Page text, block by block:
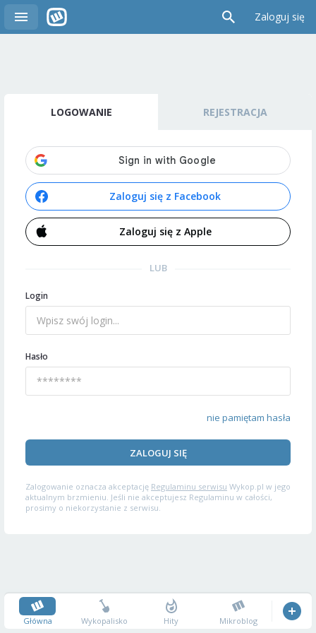
Zaloguj się
LOGOWANIE REJESTRACJA
Zaloguj się z Facebook
Zaloguj się z Apple
LUB
Login
Hasło
nie pamiętam hasła
ZALOGUJ SIĘ
Zalogowanie oznacza akceptację Regulaminu serwisu Wykop.pl w jego
aktualnym brzmieniu. Jeśli nie akceptujesz Regulaminu w całości,
prosimy o niekorzystanie z serwisu.
Główna Wykopalisko Hity Mikroblog